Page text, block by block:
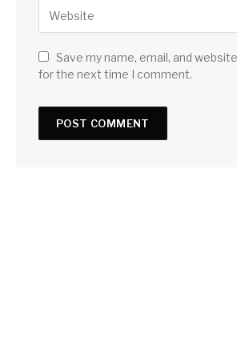
Save my name, email, and
for the next time I comment.